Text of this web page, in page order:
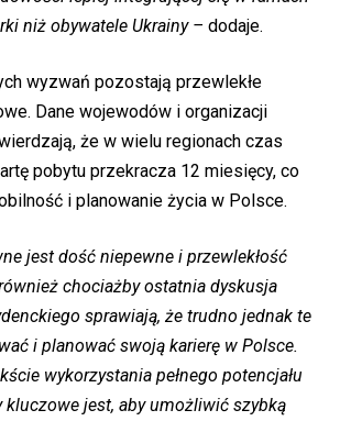
niż obywatele Ukrainy – dodaje.
wyzwań pozostają przewlekłe
Dane wojewodów i organizacji
że w wielu regionach czas
pobytu przekracza 12 miesięcy, co
i planowanie życia w Polsce.
jest dość niepewne i przewlekłość
chociażby ostatnia dyskusja
sprawiają, że trudno jednak te
i planować swoją karierę w Polsce.
wykorzystania pełnego potencjału
kluczowe jest, aby umożliwić szybką